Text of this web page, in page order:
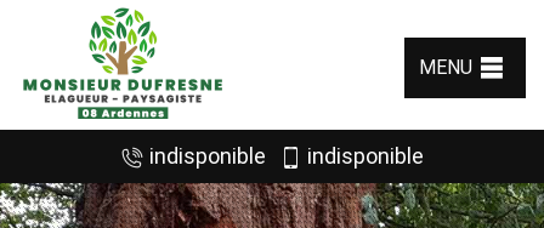
MENU
indisponible indisponible